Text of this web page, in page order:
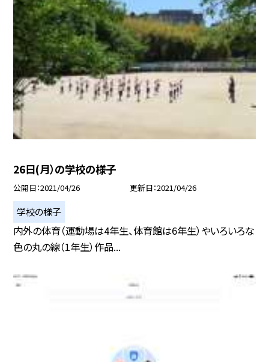
26日(月）の学校の様子
公開日 2021/04/26 更新日 2021/04/26
学校の様子
内外の体育（運動場は4年生、体育館は6年生）やいろいろな
色の丸の線（1年生）作品...